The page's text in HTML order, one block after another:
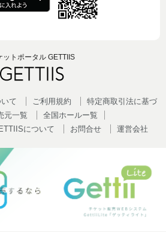
ットポータル GETTIIS
て ご利用規約
特定商取引法に基づ
元一覧
全国ホールー覧
について お問合せ 運営会社